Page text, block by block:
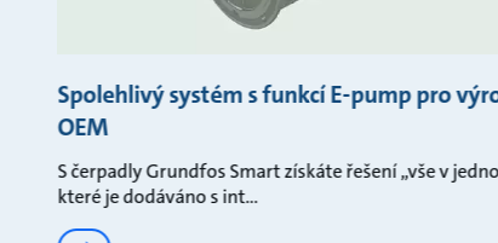
Spolehlivý systém s funkcí E-pump pro
OEM
S čerpadly Grundfos Smart získáte řešení „vše v
které je dodáváno s int